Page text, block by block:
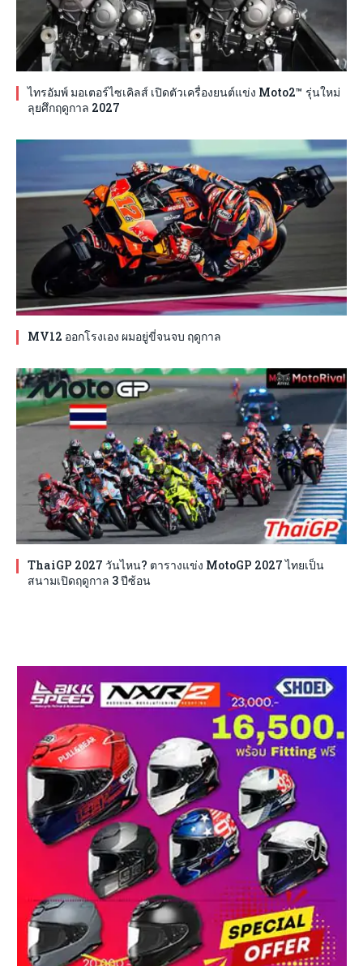
ไทรอัมพ์ มอเตอร์ไซเคิลส์ เปิดตัวเครื่องยนต์แข่ง Moto2™ รุ่นใหม่
ลุยศึกฤดูกาล 2027
MV12 ออกโรงเอง ผมอยู่ขี่จนจบ ฤดูกาล
ThaiGP 2027 วันไหน? ตารางแข่ง MotoGP 2027 ไทยเป็น
สนามเปิดฤดูกาล 3 ปีซ้อน